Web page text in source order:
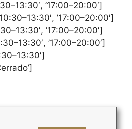
’17:00–20:00′]
’17:00–20:00′]
’17:00–20:00′]
’17:00–20:00′]